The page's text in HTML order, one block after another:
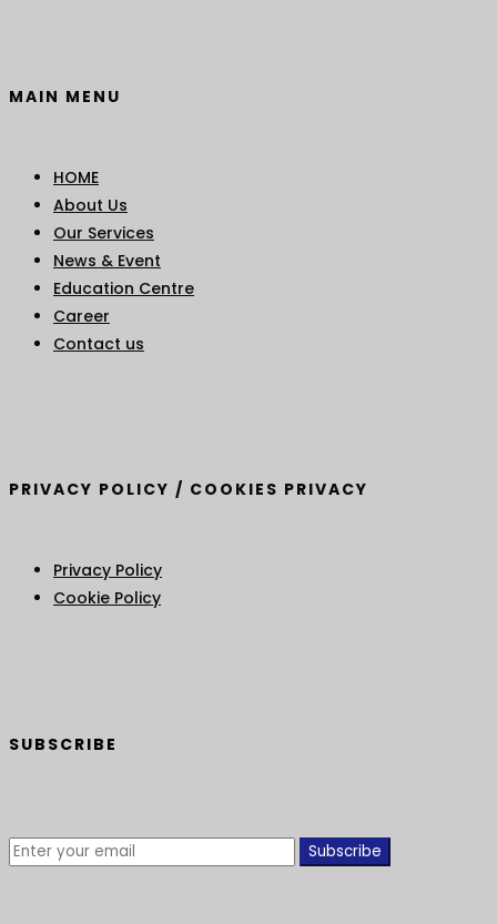
MAIN MENU
HOME
About Us
Our Services
News & Event
Education Centre
Career
Contact us
PRIVACY POLICY / COOKIES PRIVACY
Privacy Policy
Cookie Policy
SUBSCRIBE
Subscribe